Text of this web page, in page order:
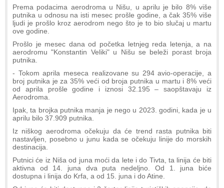
Prema podacima aerodroma u Nišu, u aprilu je bilo 8% više
putnika u odnosu na isti mesec prošle godine, a čak 35% više
ljudi je prošlo kroz aerodrom nego što je to bio slučaj u martu
ove godine.
Prošlo je mesec dana od početka letnjeg reda letenja, a na
aerodromu "Konstantin Veliki" u Nišu se beleži porast broja
putnika.
- Tokom aprila meseca realizovane su 294 avio-operacije, a
broj putnika je za 35% veći od broja putnika u martu i 8% veći
od aprila prošle godine i iznosi 32.195 – saopštavaju iz
Aerodroma.
Ipak, ta brojka putnika manja je nego u 2023. godini, kada je u
aprilu bilo 37.909 putnika.
Iz niškog aerodroma očekuju da će trend rasta putnika biti
nastavljen, posebno u junu kada se očekuju linije do morskih
destinacija.
Putnici će iz Niša od juna moći da lete i do Tivta, ta linija će biti
aktivna od 14. juna dva puta nedeljno. Od 1. juna biće
dostupna i linija do Krfa, a od 15. juna i do Atine.